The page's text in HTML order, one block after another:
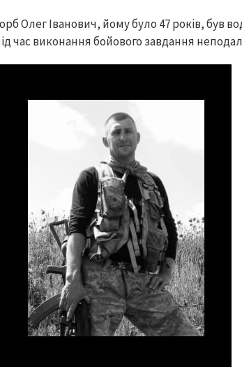
Олег Іванович, йому було 47 років, був
час виконання бойового завдання